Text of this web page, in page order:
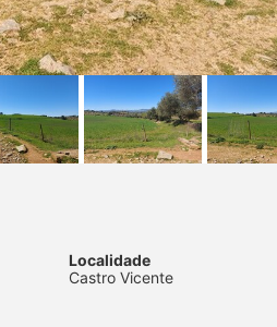
Localidade
Castro Vicente